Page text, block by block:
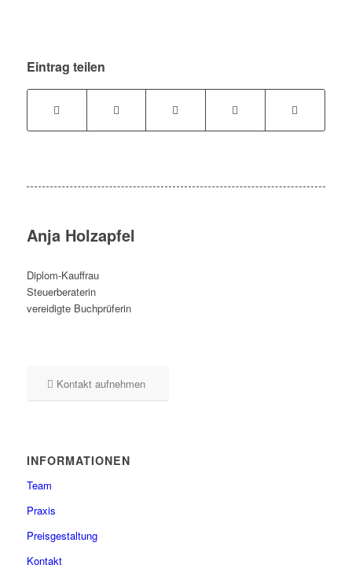
Eintrag teilen
Anja Holzapfel
Diplom-Kauffrau
Steuerberaterin
vereidigte Buchprüferin
Kontakt aufnehmen
INFORMATIONEN
Team
Praxis
Preisgestaltung
Kontakt